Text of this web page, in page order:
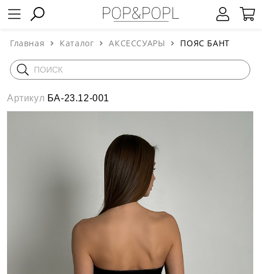
Главная Каталог АКСЕССУАРЫ ПОЯС БАНТ
Артикул БА-23.12-001